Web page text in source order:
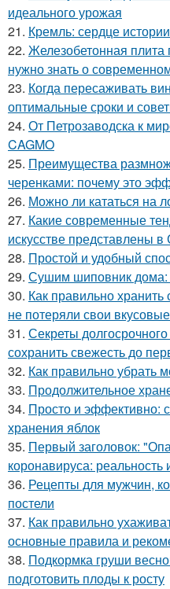
идеального урожая
21. Кремль: сердце
22. Железобетонная
нужно знать о
23. Когда пересаживать
оптимальные сроки и
24. От Петрозаводска к
CAGMO
25. Преимущества
черенками: почему это
26. Можно ли кататься на
27. Какие современные
искусстве представлены
28. Простой и удобный
29. Сушим шиповник дома:
30. Как правильно
не потеряли свои
31. Секреты
сохранить свежесть до
32. Как правильно убрать
33. Продолжительное
34. Просто и эффективно:
хранения яблок
35. Первый заголовок:
коронавируса:
36. Рецепты для мужчин,
постели
37. Как правильно
основные правила и
38. Подкормка груши
подготовить плоды к росту